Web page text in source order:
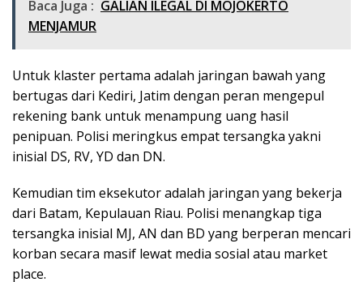
Baca Juga : GALIAN ILEGAL DI MOJOKERTO
MENJAMUR
Untuk klaster pertama adalah jaringan bawah yang
bertugas dari Kediri, Jatim dengan peran mengepul
rekening bank untuk menampung uang hasil
penipuan. Polisi meringkus empat tersangka yakni
inisial DS, RV, YD dan DN.
Kemudian tim eksekutor adalah jaringan yang bekerja
dari Batam, Kepulauan Riau. Polisi menangkap tiga
tersangka inisial MJ, AN dan BD yang berperan mencari
korban secara masif lewat media sosial atau market
place.